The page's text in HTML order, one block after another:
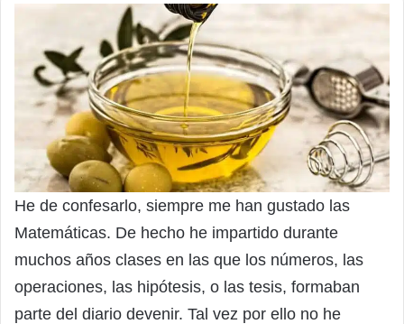
He de confesarlo, siempre me han gustado las
Matemáticas. De hecho he impartido durante
muchos años clases en las que los números, las
operaciones, las hipótesis, o las tesis, formaban
parte del diario devenir. Tal vez por ello no he